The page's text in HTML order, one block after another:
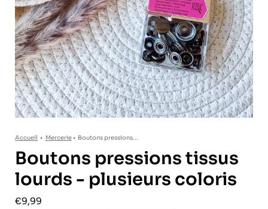
Accueil • Mercerie• Boutons pressions...
Boutons pressions tissus
lourds - plusieurs coloris
€9,99